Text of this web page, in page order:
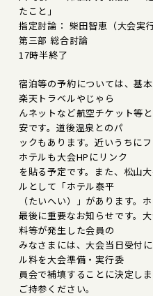
たこと」
指定討論： 柴田智恵（大会実
第三部 総合討論
17時半終了
宿泊等の予約については、基
楽天トラベルやじゃら
んネットなど航空チケット等
安です。道後温泉とのパ
ックもあります。近いうちに
ホテルも大会HPにリンク
を貼る予定です。また、松山
ルとして「ホテル泰平
（たいへい）」があります。
最後に重要なお知らせです。
料等が発生した会員の
みなさまには、大会当日受付
ル料を大会準備・実行委
員会で補填することに決定し
ご持参ください。